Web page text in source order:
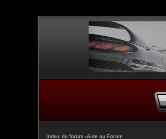
Index du forum ‹Aide au Forum